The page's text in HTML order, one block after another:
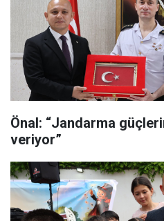
Önal: “Jandarma
veriyor”